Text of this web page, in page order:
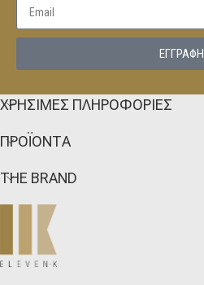
EΓΓΡΑΦΗ
ΧΡΗΣΙΜΕΣ ΠΛΗΡΟΦΟΡΙΕΣ
ΠΡΟΪΟΝΤΑ
THE BRAND